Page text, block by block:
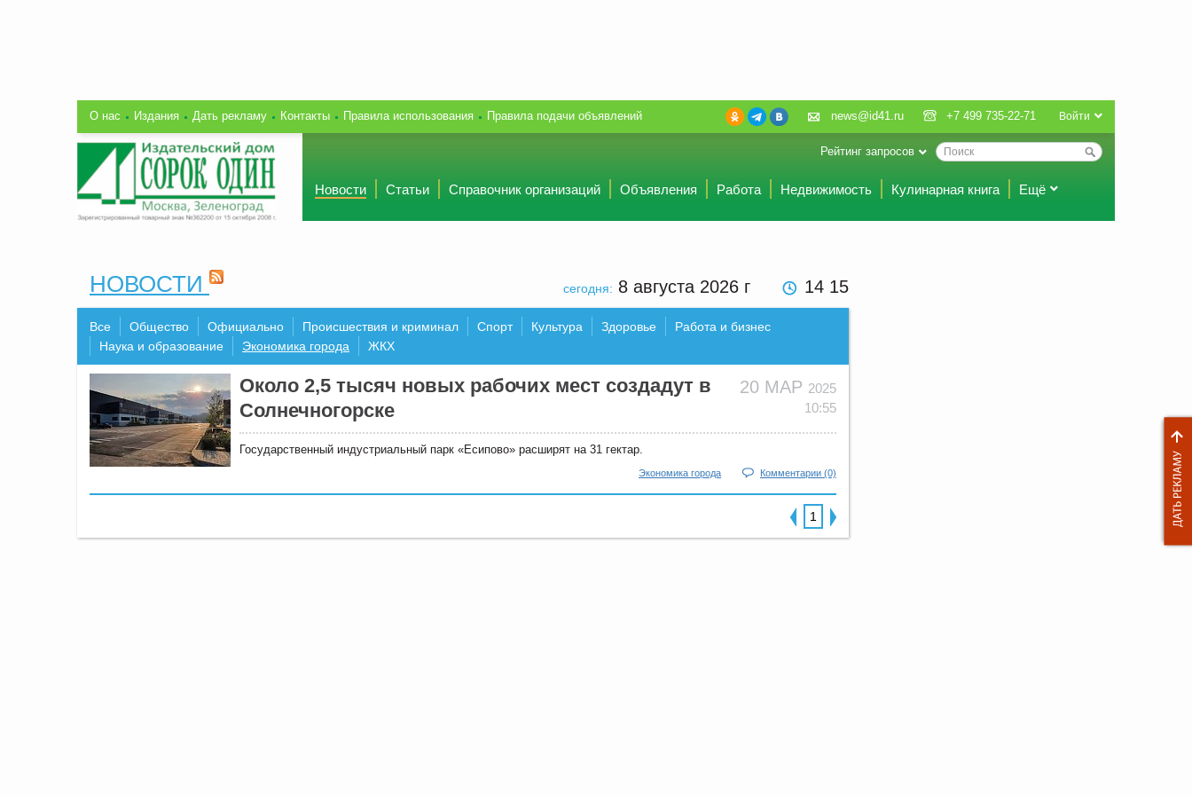
О нас Издания Дать рекламу Контакты Правила использования Правила подачи объявлений Войти
news@id41.ru +7 499 735-22-71
Рейтинг запросов
Новости Статьи Справочник организаций Объявления Работа Недвижимость Кулинарная книга Ещё
сегодня: 8 августа 2026 г 14 15
НОВОСТИ
Все Общество Официально Происшествия и криминал Спорт Культура Здоровье
Работа и бизнес
Наука и образование
Экономика города ЖКХ
20 МАР 2025
10:55
Около 2,5 тысяч новых рабочих мест создадут в
Солнечногорске
Государственный индустриальный парк «Есипово» расширят на 31 гектар.
Экономика города Комментарии (0)
1